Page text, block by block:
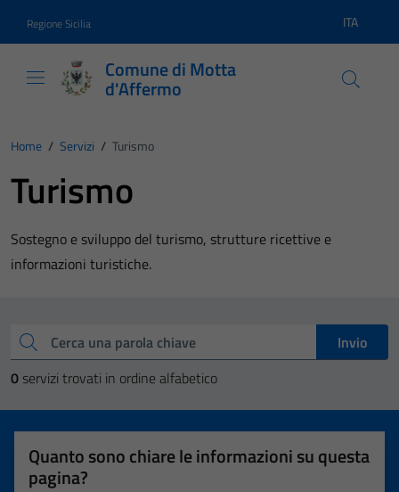
Regione Sicilia Lingua
ITA
Comune di Motta
d'Affermo
Home / Servizi / Turismo
Turismo
Sostegno e sviluppo del turismo, strutture ricettive e
informazioni turistiche.
Cerca una parola chiave
Invio
0 servizi trovati in ordine alfabetico
Quanto sono chiare le informazioni su questa
pagina?